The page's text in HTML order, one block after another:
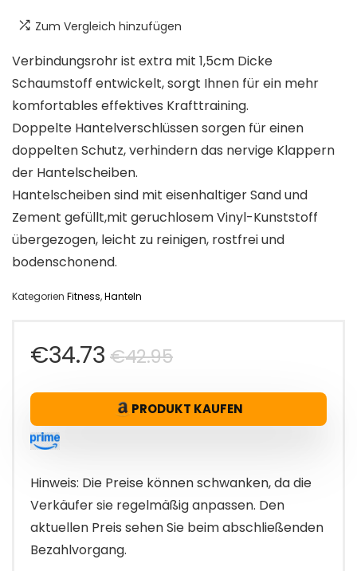
Zum Vergleich hinzufügen
Verbindungsrohr ist extra mit 1,5cm Dicke
Schaumstoff entwickelt, sorgt Ihnen für ein mehr
komfortables effektives Krafttraining.
Doppelte Hantelverschlüssen sorgen für einen
doppelten Schutz, verhindern das nervige Klappern
der Hantelscheiben.
Hantelscheiben sind mit eisenhaltiger Sand und
Zement gefüllt,mit geruchlosem Vinyl-Kunststoff
übergezogen, leicht zu reinigen, rostfrei und
bodenschonend.
Kategorien Fitness,Hanteln
€42.95Ursprünglicher
Preis
war:
€34.73
Aktueller
Preis
ist:
PRODUKT KAUFEN
Hinweis: Die Preise können schwanken, da die
Verkäufer sie regelmäßig anpassen. Den
aktuellen Preis sehen Sie beim abschließenden
Bezahlvorgang.